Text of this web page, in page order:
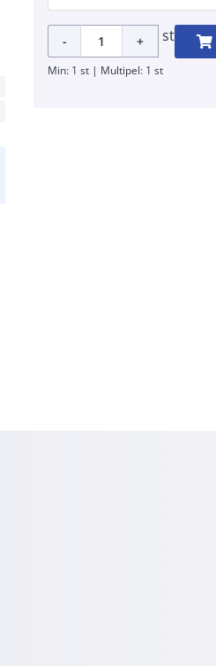
- + st
Min: 1 st | Multipel: 1 st